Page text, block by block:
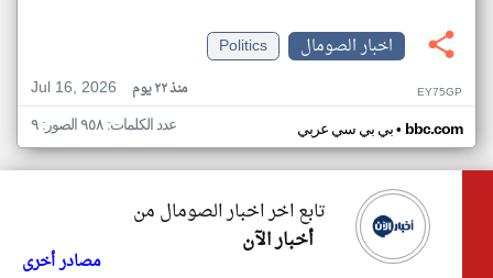
اخبار الصومال
Politics
Jul 16, 2026
منذ ٢٢ يوم EY75GP
بي بي سي عربي• bbc.com عدد الكلمات: ٩٥٨ الصور: ٩
تابع اخر اخبار الصومال من
أخبار الآن
مصادر أخرى